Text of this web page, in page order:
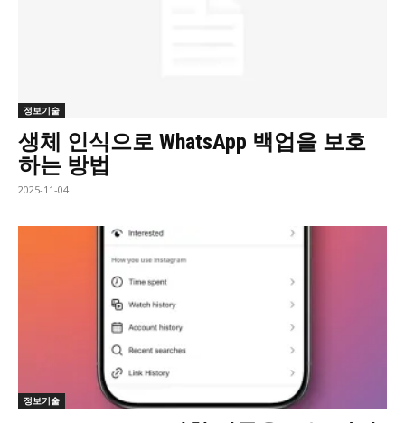
정보기술
생체 인식으로 WhatsApp 백업을 보호
하는 방법
2025-11-04
정보기술